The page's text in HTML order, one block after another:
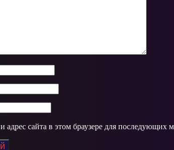
адрес сайта в этом браузере для последующих